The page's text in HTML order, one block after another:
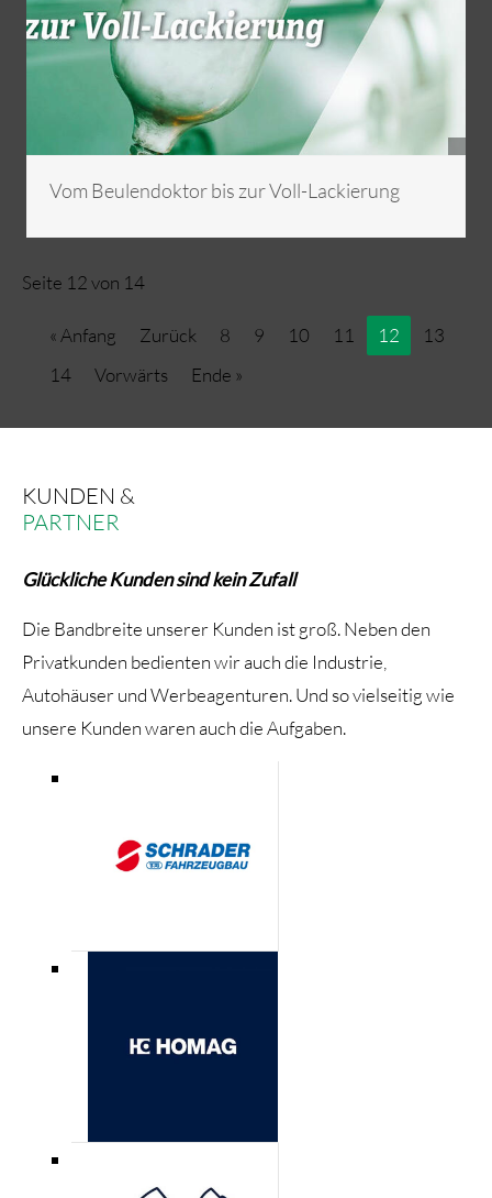
Vom Beulendoktor bis zur Voll-Lackierung
Seite 12 von 14
« Anfang Zurück 8 9 10 11 12
13
14
Vorwärts Ende »
KUNDEN &
PARTNER
Glückliche Kunden sind kein Zufall
Die Bandbreite unserer Kunden ist groß. Neben den
Privatkunden bedienten wir auch die Industrie,
Autohäuser und Werbeagenturen. Und so vielseitig wie
unsere Kunden waren auch die Aufgaben.